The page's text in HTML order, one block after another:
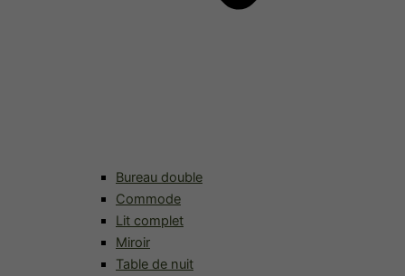
Bureau double
Commode
Lit complet
Miroir
Table de nuit